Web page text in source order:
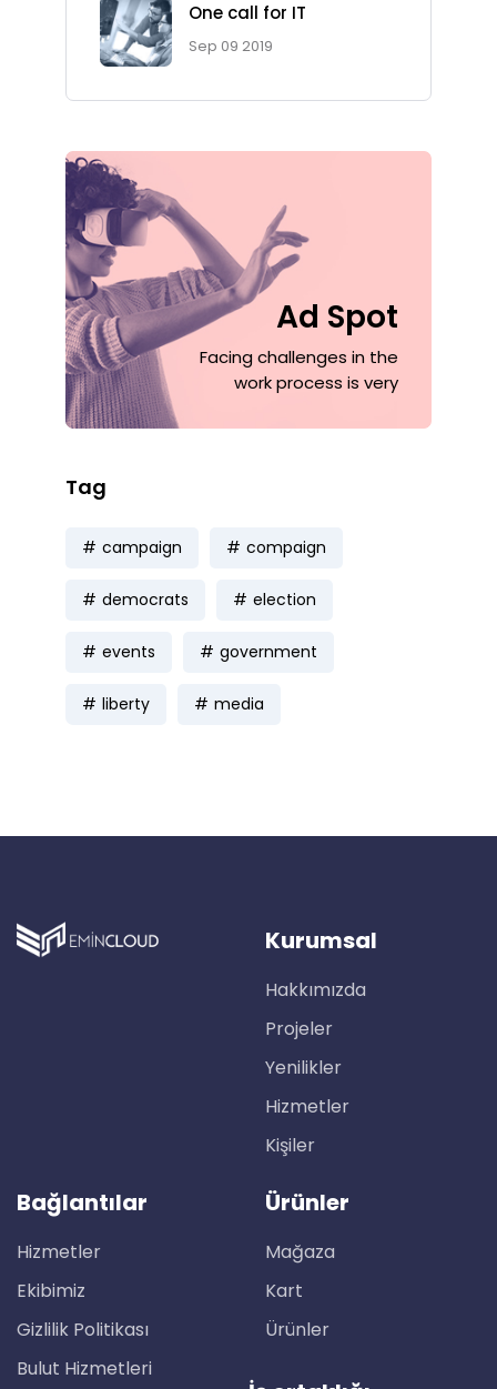
One call for IT
Sep 09 2019
Ad Spot
Facing challenges in the
work process is very
Tag
campaign compaign
democrats election
events government
liberty media
Kurumsal
Hakkımızda
Projeler
Yenilikler
Hizmetler
Kişiler
Bağlantılar
Hizmetler
Ekibimiz
Gizlilik Politikası
Bulut Hizmetleri
Ürünler
Mağaza
Kart
Ürünler